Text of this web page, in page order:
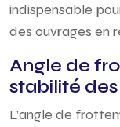
indispensable
des ouvrages en
Angle de
stabilité
L’angle de